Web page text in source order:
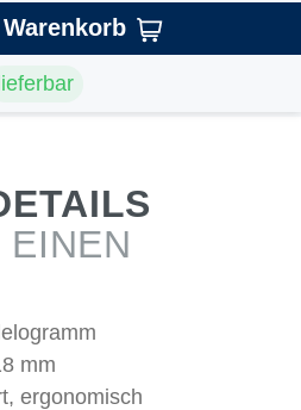
EINEN
mm
ergonomisch